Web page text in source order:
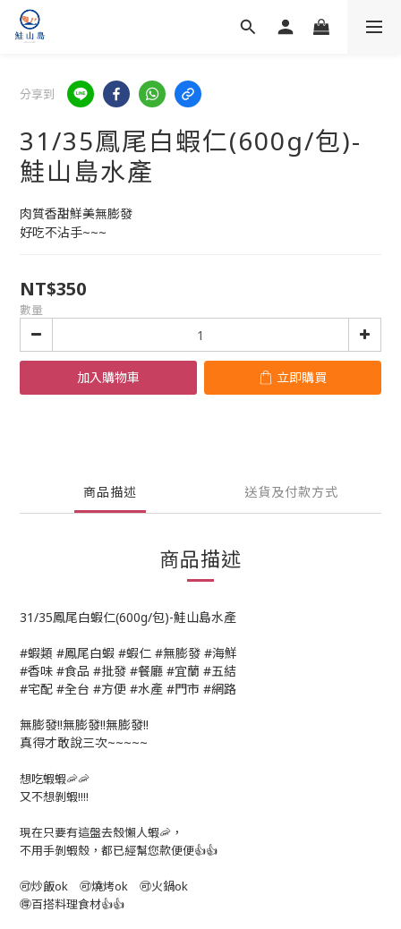
分享到
31/35鳳尾白蝦仁(600g/包)-
鮭山島水產
肉質香甜鮮美無膨發
好吃不沾手~~~
NT$350
數量
加入購物車 立即購買
商品描述 送貨及付款方式
商品描述
31/35鳳尾白蝦仁(600g/包)-鮭山島水產
#蝦類 #鳳尾白蝦 #蝦仁 #無膨發 #海鮮
#香味 #食品 #批發 #餐廳 #宜蘭 #五結
#宅配 #全台 #方便 #水產 #門市 #網路
無膨發!!無膨發!!無膨發!!
真得才敢說三次~~~~~
想吃蝦蝦🦐🦐
又不想剝蝦!!!!
現在只要有這盤去殼懶人蝦🦐 ，
不用手剝蝦殼，都已經幫您款便便👍👍
🉑炒飯ok 🉑燒烤ok 🉑火鍋ok
🉐百搭料理食材👍👍